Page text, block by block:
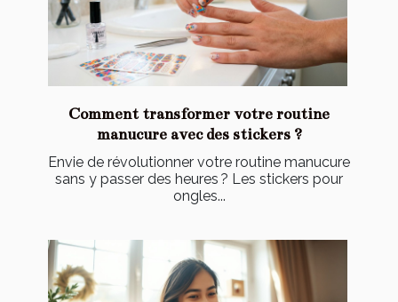
Comment transformer votre routine
manucure avec des stickers ?
Envie de révolutionner votre routine manucure
sans y passer des heures ? Les stickers pour
ongles...